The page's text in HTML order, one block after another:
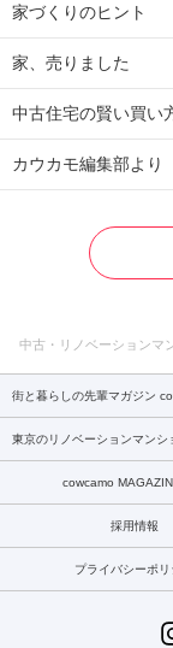
家づくりのヒント
家、売りました
中古住宅の賢い買い
カウカモ編集部より
中古・リノベーションマ
街と暮らしの先輩マガジン
東京のリノベーションマン
cowcamo
採用情報
プライバシーポリ